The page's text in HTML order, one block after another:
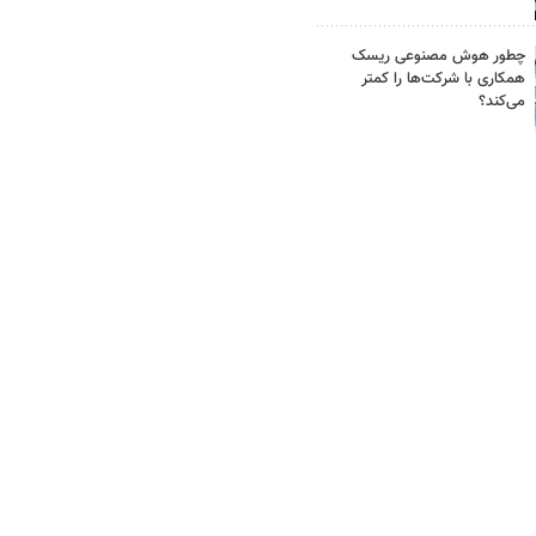
چطور هوش مصنوعی ریسک
همکاری با شرکت‌ها را کمتر
می‌کند؟